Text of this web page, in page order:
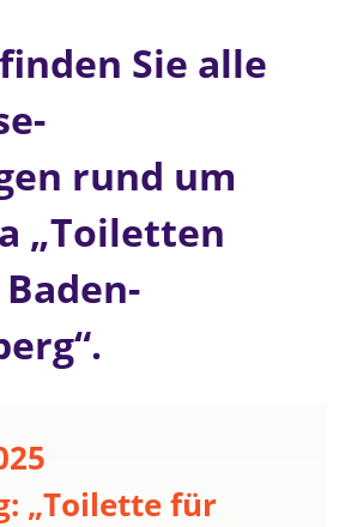
Sie alle
rund um
„Toiletten
„Toilette für